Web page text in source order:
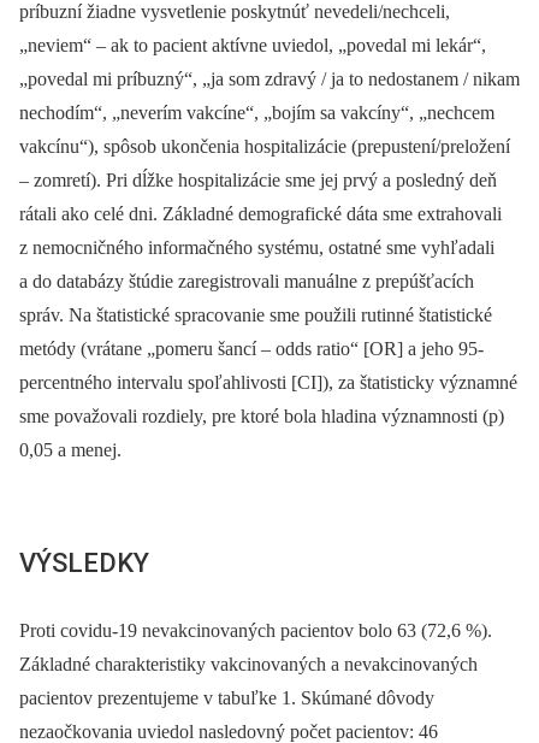
príbuzní žiadne vysvetlenie poskytnúť nevedeli/nechceli,
„neviem“ –⁠ ak to pacient aktívne uviedol, „povedal mi lekár“,
„povedal mi príbuzný“, „ja som zdravý / ja to nedostanem / nikam
nechodím“, „neverím vakcíne“, „bojím sa vakcíny“, „nechcem
vakcínu“), spôsob ukončenia hospitalizácie (prepustení/preložení
–⁠ zomretí). Pri dĺžke hospitalizácie sme jej prvý a posledný deň
rátali ako celé dni. Základné demografické dáta sme extrahovali
z nemocničného informačného systému, ostatné sme vyhľadali
a do databázy štúdie zaregistrovali manuálne z prepúšťacích
správ. Na štatistické spracovanie sme použili rutinné štatistické
metódy (vrátane „pomeru šancí –⁠ odds ratio“ [OR] a jeho 95-
percentného intervalu spoľahlivosti [CI]), za štatisticky významné
sme považovali rozdiely, pre ktoré bola hladina významnosti (p)
0,05 a menej.
VÝSLEDKY
Proti covidu-19 nevakcinovaných pacientov bolo 63 (72,6 %).
Základné charakteristiky vakcinovaných a nevakcinovaných
pacientov prezentujeme v tabuľke 1. Skúmané dôvody
nezaočkovania uviedol nasledovný počet pacientov: 46